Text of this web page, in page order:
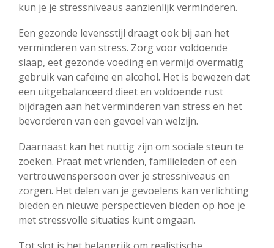
kun je je stressniveaus aanzienlijk verminderen.
Een gezonde levensstijl draagt ook bij aan het
verminderen van stress. Zorg voor voldoende
slaap, eet gezonde voeding en vermijd overmatig
gebruik van cafeïne en alcohol. Het is bewezen dat
een uitgebalanceerd dieet en voldoende rust
bijdragen aan het verminderen van stress en het
bevorderen van een gevoel van welzijn.
Daarnaast kan het nuttig zijn om sociale steun te
zoeken. Praat met vrienden, familieleden of een
vertrouwenspersoon over je stressniveaus en
zorgen. Het delen van je gevoelens kan verlichting
bieden en nieuwe perspectieven bieden op hoe je
met stressvolle situaties kunt omgaan.